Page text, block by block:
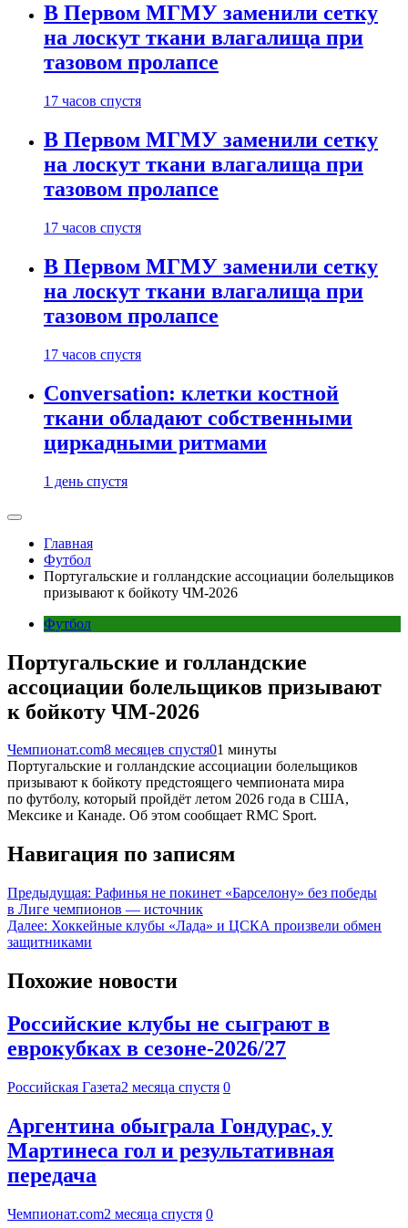
В Первом МГМУ заменили сетку
на лоскут ткани влагалища при
тазовом пролапсе
17 часов спустя
В Первом МГМУ заменили сетку
на лоскут ткани влагалища при
тазовом пролапсе
17 часов спустя
В Первом МГМУ заменили сетку
на лоскут ткани влагалища при
тазовом пролапсе
17 часов спустя
Conversation: клетки костной
ткани обладают собственными
циркадными ритмами
1 день спустя
Главная
Футбол
Португальские и голландские ассоциации болельщиков
призывают к бойкоту ЧМ-2026
Футбол
Португальские и голландские
ассоциации болельщиков призывают
к бойкоту ЧМ-2026
Чемпионат.com8 месяцев спустя01 минуты
Португальские и голландские ассоциации болельщиков
призывают к бойкоту предстоящего чемпионата мира
по футболу, который пройдёт летом 2026 года в США,
Мексике и Канаде. Об этом сообщает RMC Sport.
Навигация по записям
Предыдущая: Рафинья не покинет «Барселону» без победы
в Лиге чемпионов — источник
Далее: Хоккейные клубы «Лада» и ЦСКА произвели обмен
защитниками
Похожие новости
Российские клубы не сыграют в
еврокубках в сезоне-2026/27
Российская Газета2 месяца спустя 0
Аргентина обыграла Гондурас, у
Мартинеса гол и результативная
передача
Чемпионат.com2 месяца спустя 0